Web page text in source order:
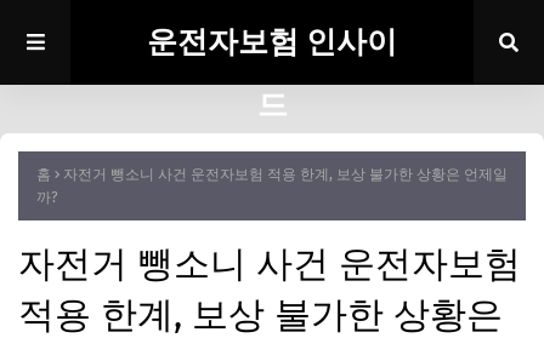
운전자보험 인사이
드
홈
자전거 뺑소니 사건 운전자보험 적용 한계, 보상 불가한 상황은 언제일
까?
자전거 뺑소니 사건 운전자보험
적용 한계, 보상 불가한 상황은